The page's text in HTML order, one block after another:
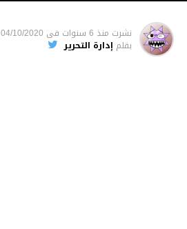
نشرت منذ 6 سنوات فى 04/10/2020
بقلم إدارة التحرير